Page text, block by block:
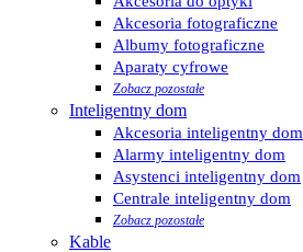
Akcesoria fotograficzne
Albumy fotograficzne
Aparaty cyfrowe
Zobacz pozostałe
Inteligentny dom
Akcesoria inteligentny dom
Alarmy inteligentny dom
Asystenci inteligentny dom
Centrale inteligentny dom
Zobacz pozostałe
Kable